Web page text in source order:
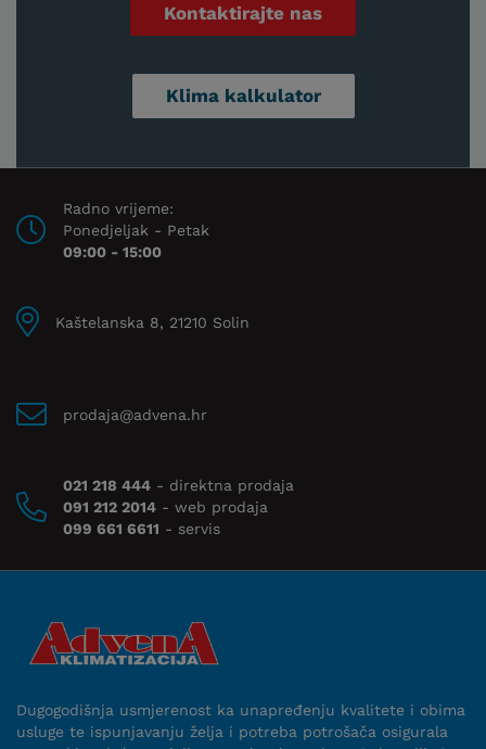
Kontaktirajte nas
Klima kalkulator
Radno vrijeme:
Ponedjeljak - Petak
09:00 - 15:00
Kaštelanska 8, 21210 Solin
prodaja@advena.hr
021 218 444 - direktna prodaja
091 212 2014 - web prodaja
099 661 6611 - servis
Dugogodišnja usmjerenost ka unapređenju kvalitete i obima
usluge te ispunjavanju želja i potreba potrošača osigurala